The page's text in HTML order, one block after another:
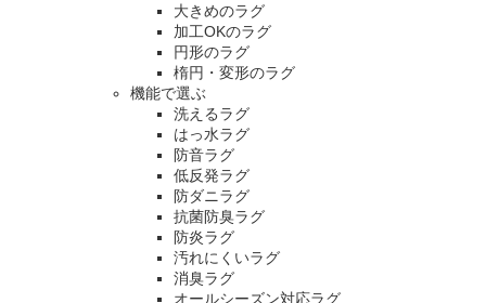
大きめのラグ
加工OKのラグ
円形のラグ
楕円・変形のラグ
機能で選ぶ
洗えるラグ
はっ水ラグ
防音ラグ
低反発ラグ
防ダニラグ
抗菌防臭ラグ
防炎ラグ
汚れにくいラグ
消臭ラグ
オールシーズン対応ラグ